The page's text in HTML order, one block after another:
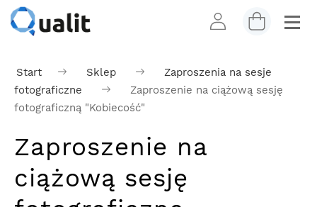
Start Sklep
Zaproszenia na sesje
fotograficzne
Zaproszenie na ciążową sesję
fotograficzną "Kobiecość"
Zaproszenie na
ciążową sesję